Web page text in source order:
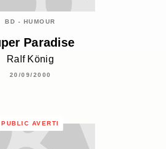
BD - HUMOUR
Paradise
Ralf König
20/09/2000
PUBLIC AVERTI